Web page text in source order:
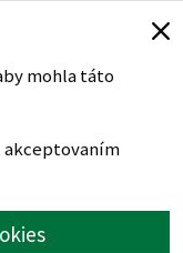
mohla táto
akceptovaním